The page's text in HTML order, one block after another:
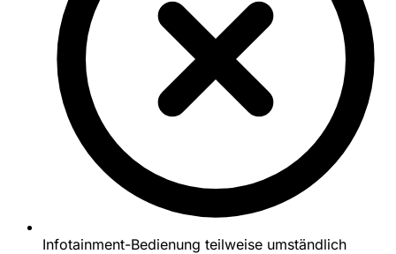
Infotainment-Bedienung teilweise umständlich